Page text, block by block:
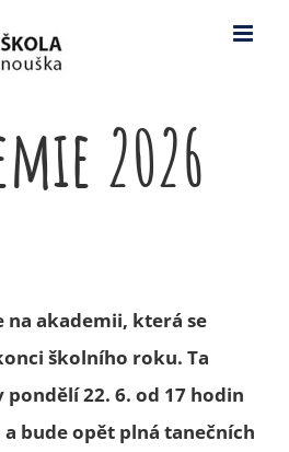
2026
na akademii, která se
školního roku. Ta
22. 6. od 17 hodin
bude opět plná tanečních